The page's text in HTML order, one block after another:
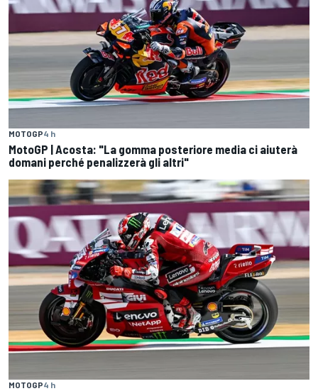
MOTOGP4 h
MotoGP | Acosta: "La gomma posteriore media ci aiuterà
domani perché penalizzerà gli altri"
MOTOGP4 h